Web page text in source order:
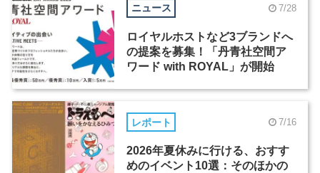
ニュース 7/28
ロイヤルホストなど3ブランドへ
の提案を募集！「丹青社空間ア
ワード with ROYAL」が開始
レポート 7/16
2026年夏休みに行ける、おすす
めのイベント10選：そのほかの